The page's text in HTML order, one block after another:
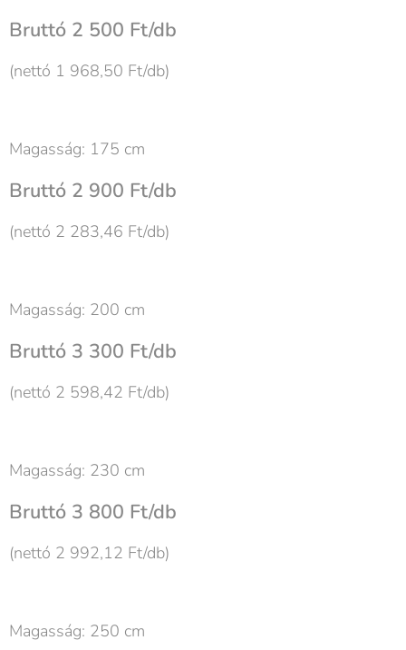
Bruttó 2 500 Ft/db
(nettó 1 968,50 Ft/db)
Magasság: 175 cm
Bruttó 2 900 Ft/db
(nettó 2 283,46 Ft/db)
Magasság: 200 cm
Bruttó 3 300 Ft/db
(nettó 2 598,42 Ft/db)
Magasság: 230 cm
Bruttó 3 800 Ft/db
(nettó 2 992,12 Ft/db)
Magasság: 250 cm